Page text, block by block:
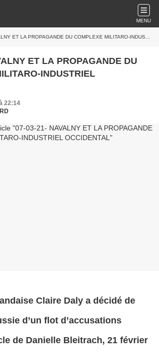
MENU
LA PROPAGANDE DU COMPLEXE MILITARO-INDUSTRIEL OCCIDENTAL
ET LA PROPAGANDE DU
INDUSTRIEL
22:14
Claire Daly a décidé de
d’un flot d’accusations
de Danielle Bleitrach, 21 février